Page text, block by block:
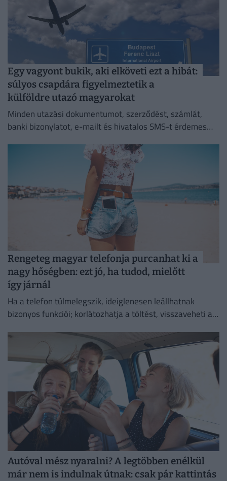
Egy vagyont bukik, aki elköveti ezt a hibát:
súlyos csapdára figyelmeztetik a
külföldre utazó magyarokat
Minden utazási dokumentumot, szerződést, számlát,
banki bizonylatot, e-mailt és hivatalos SMS-t érdemes
Rengeteg magyar telefonja purcanhat ki a
nagy hőségben: ezt jó, ha tudod, mielőtt
így járnál
Ha a telefon túlmelegszik, ideiglenesen leállhatnak
bizonyos funkciói; korlátozhatja a töltést, visszaveheti a
Autóval mész nyaralni? A legtöbben enélkül
már nem is indulnak útnak: csak pár kattintás